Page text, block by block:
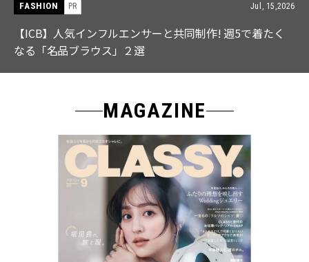
FASHION PR Jul, 15,2026
【ICB】人気インフルエンサーと共同制作! 週5で着たく
なる「名品ブラウス」２選
MAGAZINE